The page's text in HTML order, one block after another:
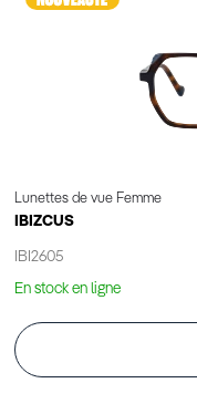
Lunettes de vue Femme
IBIZCUS
IBI2605
En stock en ligne